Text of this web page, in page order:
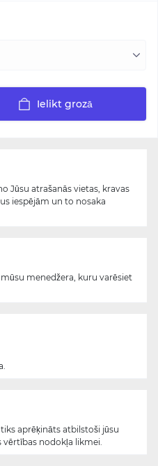
Ielikt grozā
Jūsu atrašanās vietas, kravas
iespējām un to nosaka
menedžera, kuru varēsiet
aprēķināts atbilstoši jūsu
vērtības nodokļa likmei.